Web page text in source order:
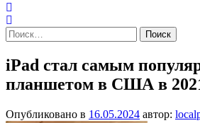
Найти:
iPad стал самым
планшетом в США в
Опубликовано в 16.05.2024 автор: